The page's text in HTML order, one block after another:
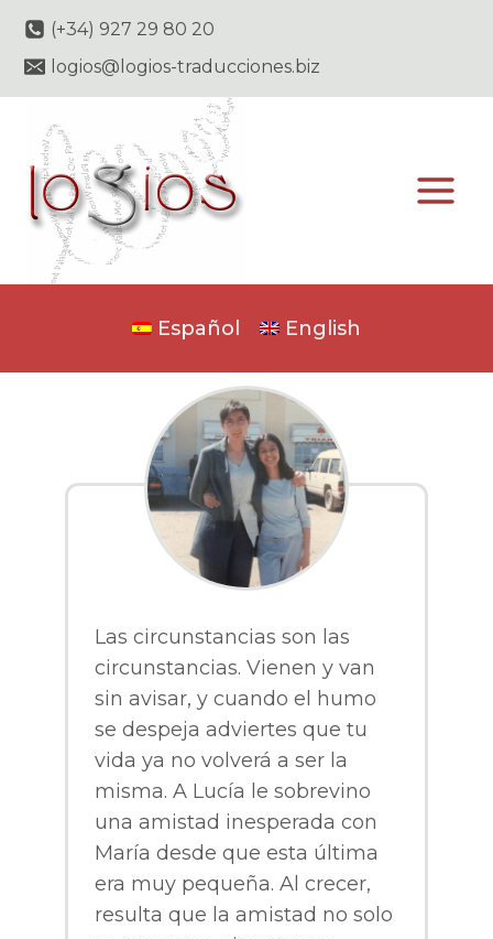
Saltar
contenido
(+34) 927 29 80 20
logios@logios-traducciones.biz
Español English
Las circunstancias son las
circunstancias. Vienen y van
sin avisar, y cuando el humo
se despeja adviertes que tu
vida ya no volverá a ser la
misma. A Lucía le sobrevino
una amistad inesperada con
María desde que esta última
era muy pequeña. Al crecer,
resulta que la amistad no solo